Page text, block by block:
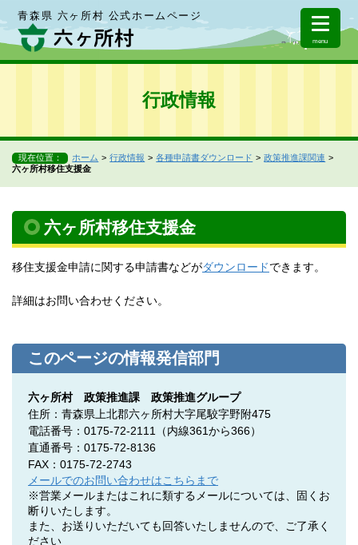
青森県 六ヶ所村 公式ホームページ
menu
行政情報
現在位置： ホーム 行政情報 各種申請書ダウンロード
政策推進課関連
六ヶ所村移住支援金
六ヶ所村移住支援金
移住支援金申請に関する申請書などがダウンロードできます。
詳細はお問い合わせください。
このページの情報発信部門
六ヶ所村 政策推進課 政策推進グループ
住所：青森県上北郡六ヶ所村大字尾駮字野附475
電話番号：0175-72-2111
（内線361から366）
直通番号：0175-72-8136
FAX：0175-72-2743
メールでのお問い合わせはこちらまで
※営業メールまたはこれに類するメールについては、固くお
断りいたします。
また、お送りいただいても回答いたしませんので、ご了承く
ださい